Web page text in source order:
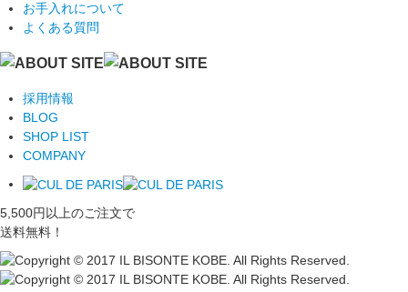
お手入れについて
よくある質問
採用情報
BLOG
SHOP LIST
COMPANY
5,500円以上のご注文で
送料無料！